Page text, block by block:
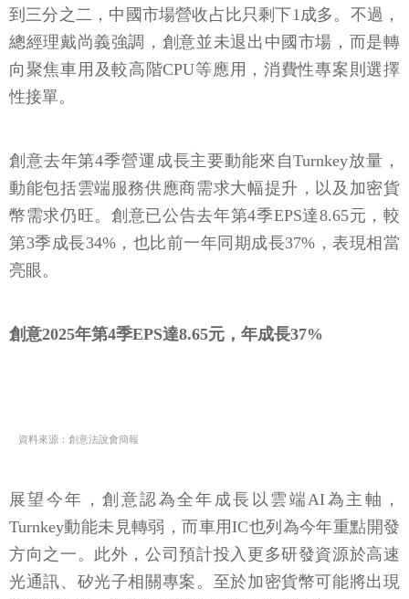
到三分之二，中國市場營收占比只剩下1成多。不過，
總經理戴尚義強調，創意並未退出中國市場，而是轉
向聚焦車用及較高階CPU等應用，消費性專案則選擇
性接單。
創意去年第4季營運成長主要動能來自Turnkey放量，
動能包括雲端服務供應商需求大幅提升，以及加密貨
幣需求仍旺。創意已公告去年第4季EPS達8.65元，較
第3季成長34%，也比前一年同期成長37%，表現相當
亮眼。
創意2025年第4季EPS達8.65元，年成長37%
資料來源：創意法說會簡報
展望今年，創意認為全年成長以雲端AI為主軸，
Turnkey動能未見轉弱，而車用IC也列為今年重點開發
方向之一。此外，公司預計投入更多研發資源於高速
光通訊、矽光子相關專案。至於加密貨幣可能將出現